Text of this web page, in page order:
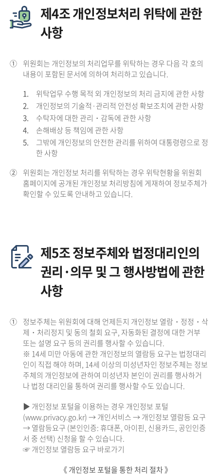
제4조 개인정보처리 위탁에 관한
사항
① 위원회는 개인정보의 처리업무를 위탁하는 경우 다음 각 호의
내용이 포함된 문서에 의하여 처리하고 있습니다.
1.
위탁업무 수행 목적 외 개인정보의 처리 금지에 관한 사항
2.
개인정보의 기술적·관리적 안전성 확보조치에 관한 사항
3.
수탁자에 대한 관리・감독에 관한 사항
4.
손해배상 등 책임에 관한 사항
5.
그밖에 개인정보의 안전한 관리를 위하여 대통령령으로 정
한 사항
② 위원회는 개인정보 처리를 위탁하는 경우 위탁현황을 위원회
홈페이지에 공개된 개인정보 처리방침에 게재하여 정보주체가
확인할 수 있도록 안내하고 있습니다.
제5조 정보주체와 법정대리인의
권리·의무 및 그 행사방법에 관한
사항
① 정보주체는 위원회에 대해 언제든지 개인정보 열람・정정・삭
제・처리정지 및 동의 철회 요구, 자동화된 결정에 대한 거부
또는 설명 요구 등의 권리를 행사할 수 있습니다.
※ 14세 미만 아동에 관한 개인정보의 열람등 요구는 법정대리
인이 직접 해야 하며, 14세 이상의 미성년자인 정보주체는 정보
주체의 개인정보에 관하여 미성년자 본인이 권리를 행사하거
나 법정 대리인을 통하여 권리를 행사할 수도 있습니다.
▶ 개인정보 포털을 이용하는 경우 개인정보 포털
(www.privacy.go.kr) → 개인서비스 → 개인정보 열람등 요구
→ 열람등요구 (본인인증: 휴대폰, 아이핀, 신용카드, 공인인증
서 중 선택) 신청을 할 수 있습니다.
☞ 개인정보 열람등 요구 바로가기
《 개인정보 포털을 통한 처리 절차 》